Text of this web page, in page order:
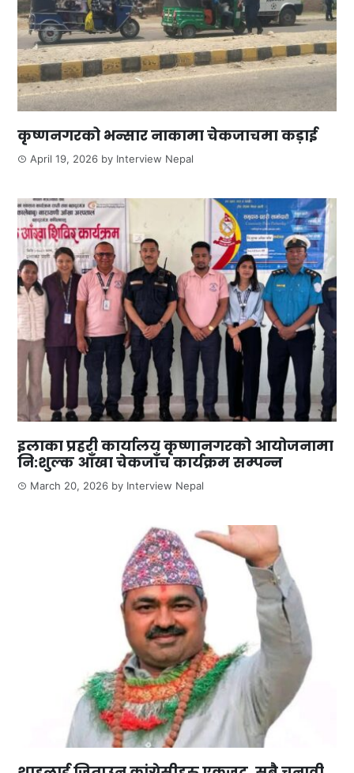
कृष्णनगरको भन्सार नाकामा चेकजाचमा कड़ाई
April 19, 2026 by Interview Nepal
इलाका प्रहरी कार्यालय कृष्णानगरको आयोजनामा
नि:शुल्क आँखा चेकजाँच कार्यक्रम सम्पन्न
March 20, 2026 by Interview Nepal